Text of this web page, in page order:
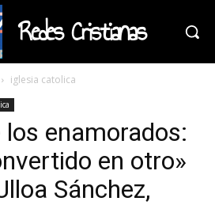
Redes Cristianas
iglesia catolica
los enamorados:
en otro»
Sánchez,